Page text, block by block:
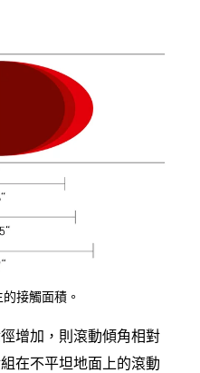
接觸面積。
增加，則滾動傾角相對
在不平坦地面上的滾動